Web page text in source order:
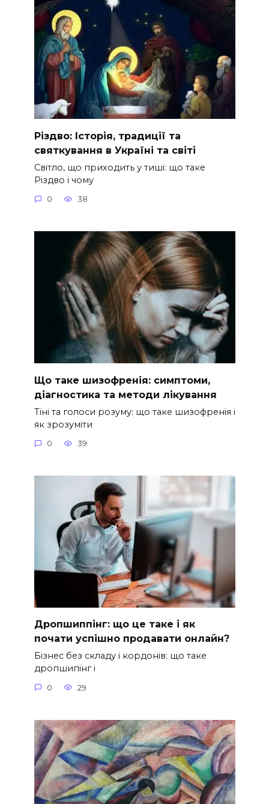
Різдво: Історія, традиції та
святкування в Україні та світі
Світло, що приходить у тиші: що таке
Різдво і чому
0 38
Що таке шизофренія: симптоми,
діагностика та методи лікування
Тіні та голоси розуму: що таке шизофренія і
як зрозуміти
0 39
Дропшиппінг: що це таке і як
почати успішно продавати онлайн?
Бізнес без складу і кордонів: що таке
дропшипінг і
0 29